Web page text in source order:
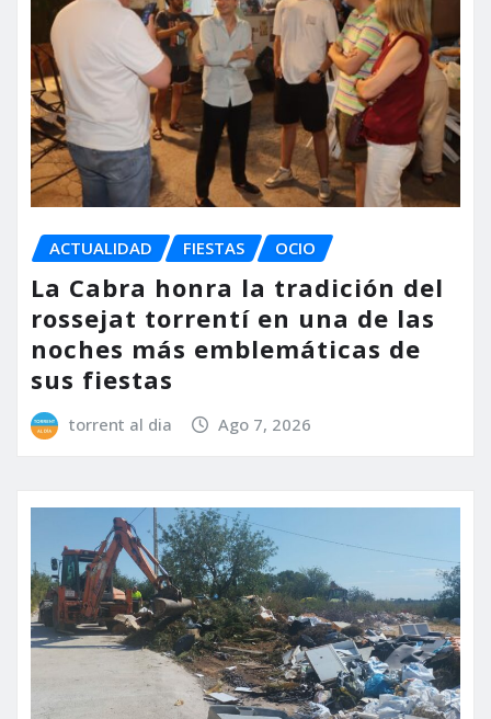
ACTUALIDAD FIESTAS OCIO
La Cabra honra la tradición del
rossejat torrentí en una de las
noches más emblemáticas de
sus fiestas
torrent al dia Ago 7, 2026